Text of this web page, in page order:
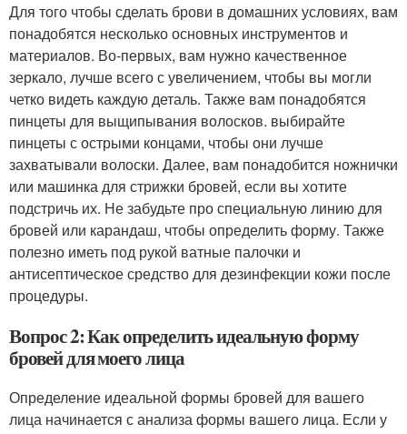
Для того чтобы сделать брови в домашних условиях, вам
понадобятся несколько основных инструментов и
материалов. Во-первых, вам нужно качественное
зеркало, лучше всего с увеличением, чтобы вы могли
четко видеть каждую деталь. Также вам понадобятся
пинцеты для выщипывания волосков. выбирайте
пинцеты с острыми концами, чтобы они лучше
захватывали волоски. Далее, вам понадобится ножнички
или машинка для стрижки бровей, если вы хотите
подстричь их. Не забудьте про специальную линию для
бровей или карандаш, чтобы определить форму. Также
полезно иметь под рукой ватные палочки и
антисептическое средство для дезинфекции кожи после
процедуры.
Вопрос 2: Как определить идеальную форму
бровей для моего лица
Определение идеальной формы бровей для вашего
лица начинается с анализа формы вашего лица. Если у